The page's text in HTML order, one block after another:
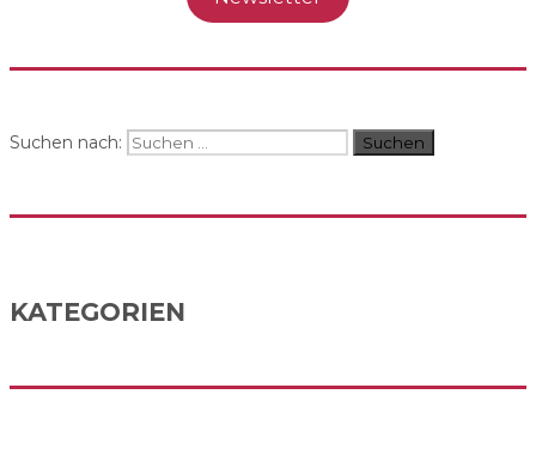
Suchen nach: Suchen
KATEGORIEN